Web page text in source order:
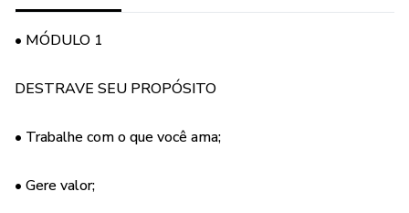
• MÓDULO 1
DESTRAVE SEU PROPÓSITO
• Trabalhe com o que você ama;
• Gere valor;